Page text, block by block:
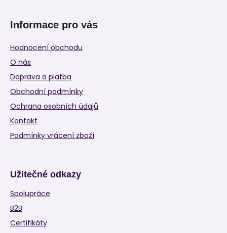
Informace pro vás
Hodnocení obchodu
O nás
Doprava a platba
Obchodní podmínky
Ochrana osobních údajů
Kontakt
Podmínky vrácení zboží
Užitečné odkazy
Spolupráce
B2B
Certifikáty